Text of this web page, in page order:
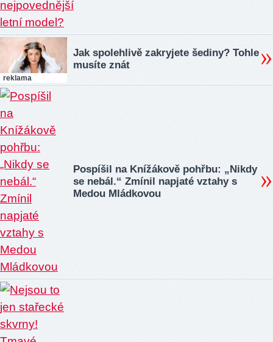
reklama
Jak spolehlivě zakryjete šediny? Tohle
musíte znát
Pospíšil na Knížákově pohřbu: „Nikdy
se nebál.“ Zmínil napjaté vztahy s
Medou Mládkovou